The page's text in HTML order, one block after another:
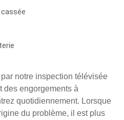
notre inspection télévisée
des engorgements à
quotidiennement. Lorsque
du problème, il est plus